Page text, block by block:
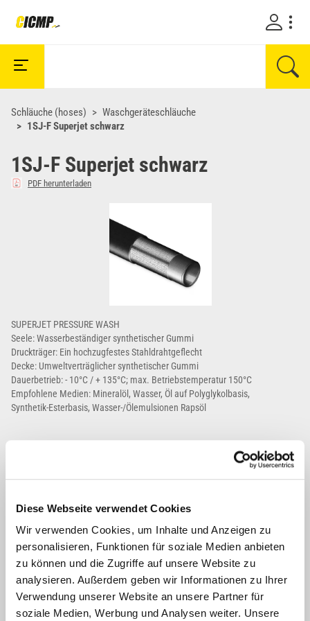
Diese Webseite verwendet Cookies
Wir verwenden Cookies, um Inhalte und Anzeigen zu
personalisieren, Funktionen für soziale Medien anbieten
zu können und die Zugriffe auf unsere Website zu
analysieren. Außerdem geben wir Informationen zu Ihrer
Verwendung unserer Website an unsere Partner für
soziale Medien, Werbung und Analysen weiter. Unsere
Schläuche (hoses)
Waschgeräteschläuche
1SJ-F Superjet schwarz
1SJ-F Superjet schwarz
PDF herunterladen
SUPERJET PRESSURE WASH
Seele: Wasserbeständiger synthetischer Gummi
Druckträger: Ein hochzugfestes Stahldrahtgeflecht
Decke: Umweltverträglicher synthetischer Gummi
Dauerbetrieb: - 10°C / + 135°C; max. Betriebstemperatur 150°C
Empfohlene Medien: Mineralöl, Wasser, Öl auf Polyglykolbasis,
Synthetik-Esterbasis, Wasser-/Ölemulsionen Rapsöl